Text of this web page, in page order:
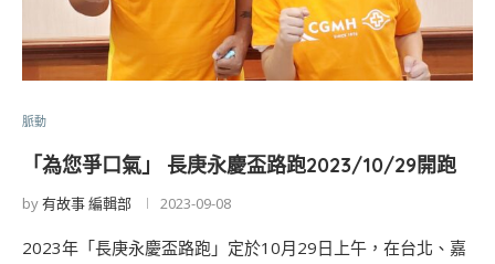
脈動
「為您爭口氣」 長庚永慶盃路跑2023/10/29開跑
by有故事 編輯部 2023-09-08
2023年「長庚永慶盃路跑」定於10月29日上午，在台北、嘉